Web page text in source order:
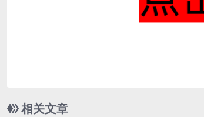
相关文章